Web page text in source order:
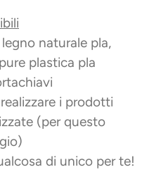
legno naturale pla,
plastica pla
i prodotti
(per questo
di unico per te!